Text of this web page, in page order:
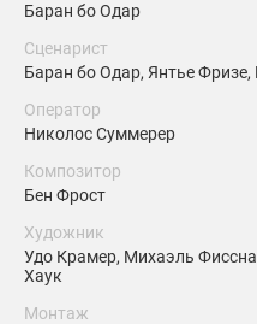
Баран бо Одар
Сценарист
Баран бо Одар, Янтье
Оператор
Николос Суммерер
Композитор
Бен Фрост
Художник
Удо Крамер, Михаэль
Хаук
Монтаж